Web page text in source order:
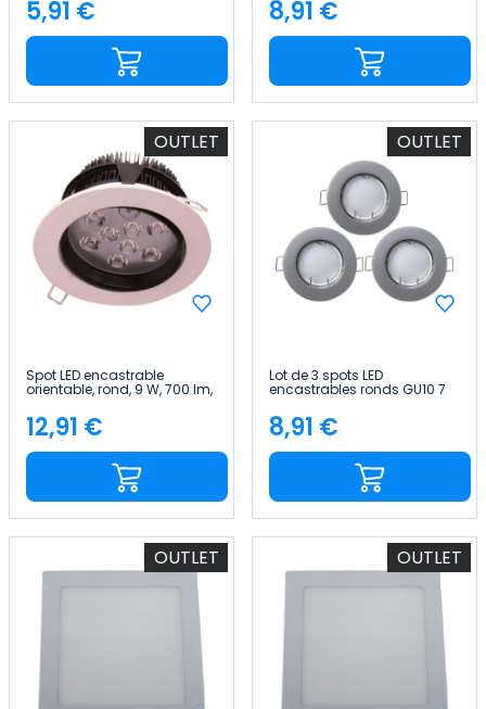
Price
5,91 € Price
8,91 €
OUTLET
Spot LED encastrable
orientable, rond, 9 W, 700 lm,
Price
12,91 €
OUTLET
Lot de 3 spots LED
encastrables ronds GU10 7
aluminium 7hSevenOn
Price
8,91 €
OUTLET OUTLET